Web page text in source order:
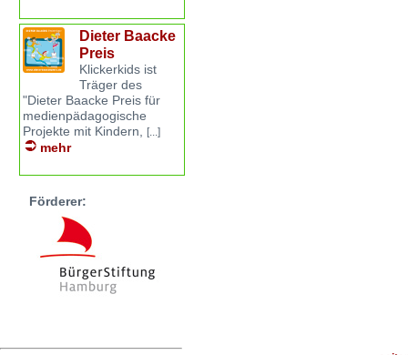
Dieter Baacke
Preis
Klickerkids ist
Träger des
"Dieter Baacke Preis für
medienpädagogische
Projekte mit Kindern, [...]
mehr
Förderer: